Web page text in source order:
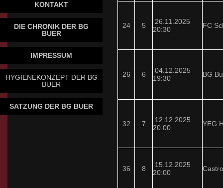
KONTAKT
DIE CHRONIK DER BG
BUER
IMPRESSUM
HYGIENEKONZEPT DER BG
BUER
SATZUNG DER BG BUER
24 5
26.11.2025
20:30
FC
26 6
04.12.2025
19:30
BG
32 7
12.12.2025
20:00
YEG
36 8
15.12.2025
20:00